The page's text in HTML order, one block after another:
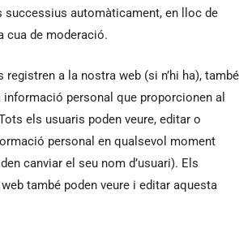
successius automàticament, en lloc de
cua de moderació.
registren a la nostra web (si n’hi ha), també
personal que proporcionen al
els usuaris poden veure, editar o
personal en qualsevol moment
canviar el seu nom d’usuari). Els
també poden veure i editar aquesta